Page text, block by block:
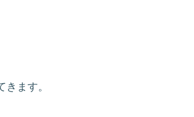
ます。